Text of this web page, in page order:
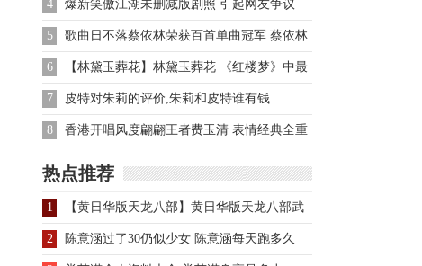
照 82岁达奇依旧神采奕
4 爆新笑傲江湖未删减版剧照 引起网友争议
5 歌曲日不落蔡依林荣获百首单曲冠军 蔡依林
个人详细资料
6 【林黛玉葬花】林黛玉葬花 《红楼梦》中最
美丽的诗歌之一
7 皮特对朱莉的评价,朱莉和皮特谁有钱
8 香港开唱风度翩翩王者费玉清 表情经典全重
热点推荐
1 【黄日华版天龙八部】黄日华版天龙八部武
功排名第一
2 陈意涵过了30仍似少女 陈意涵每天跑多久